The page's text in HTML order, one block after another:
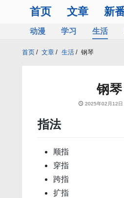
首页 文章 新
动漫 学习 生活
首页 / 文章 / 生活 / 钢琴
钢琴
2025年02月12日
指法
顺指
穿指
跨指
扩指